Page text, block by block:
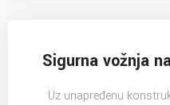
Sigurna vožnja
Uz unapređenu